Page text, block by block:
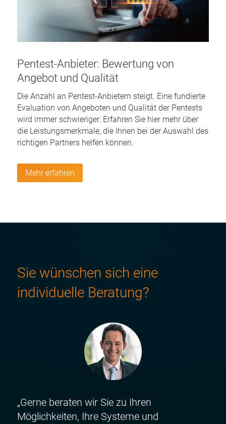
Pentest-Anbieter: Bewertung von
Angebot und Qualität
Die Anzahl an Pentest-Anbietern steigt. Eine fundierte
Evaluation von Angeboten und Qualität der Pentests
wird immer schwieriger. Erfahren Sie hier mehr über
die Leistungsmerkmale, die Ihnen bei der Auswahl des
richtigen Partners helfen können.
Mehr erfahren
Sie wünschen sich eine
individuelle Beratung?
„Gerne beraten wir Sie zu Ihren
Möglichkeiten, Ihre Systeme und